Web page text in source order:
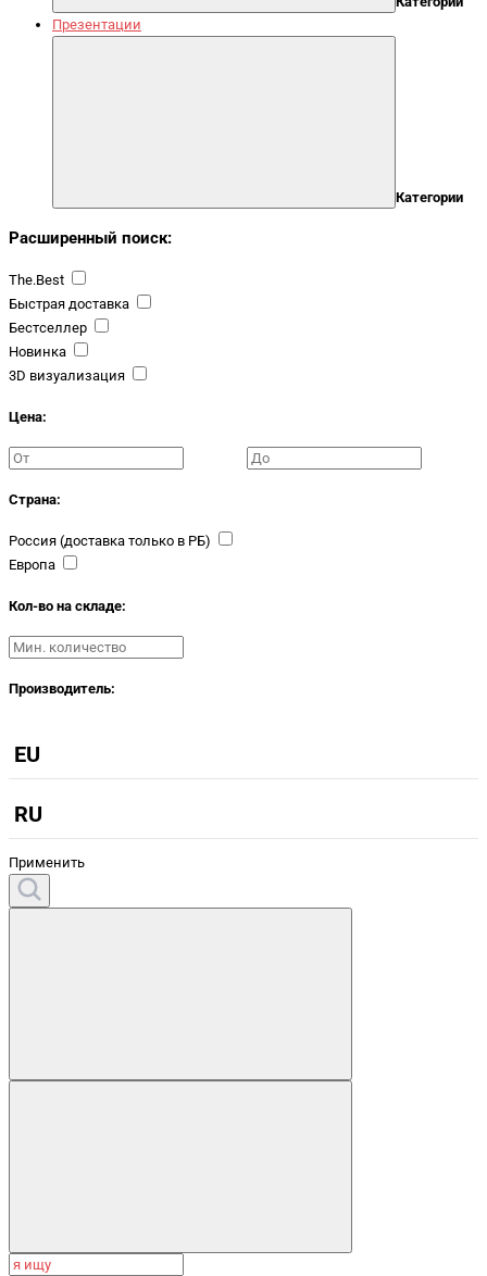
Презентации
Категории
Расширенный поиск:
The.Best
Быстрая доставка
Бестселлер
Новинка
3D визуализация
Цена:
Страна:
Россия (доставка только в РБ)
Европа
Кол-во на складе:
Производитель:
EU
RU
Применить